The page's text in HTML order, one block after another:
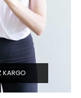
KARGO